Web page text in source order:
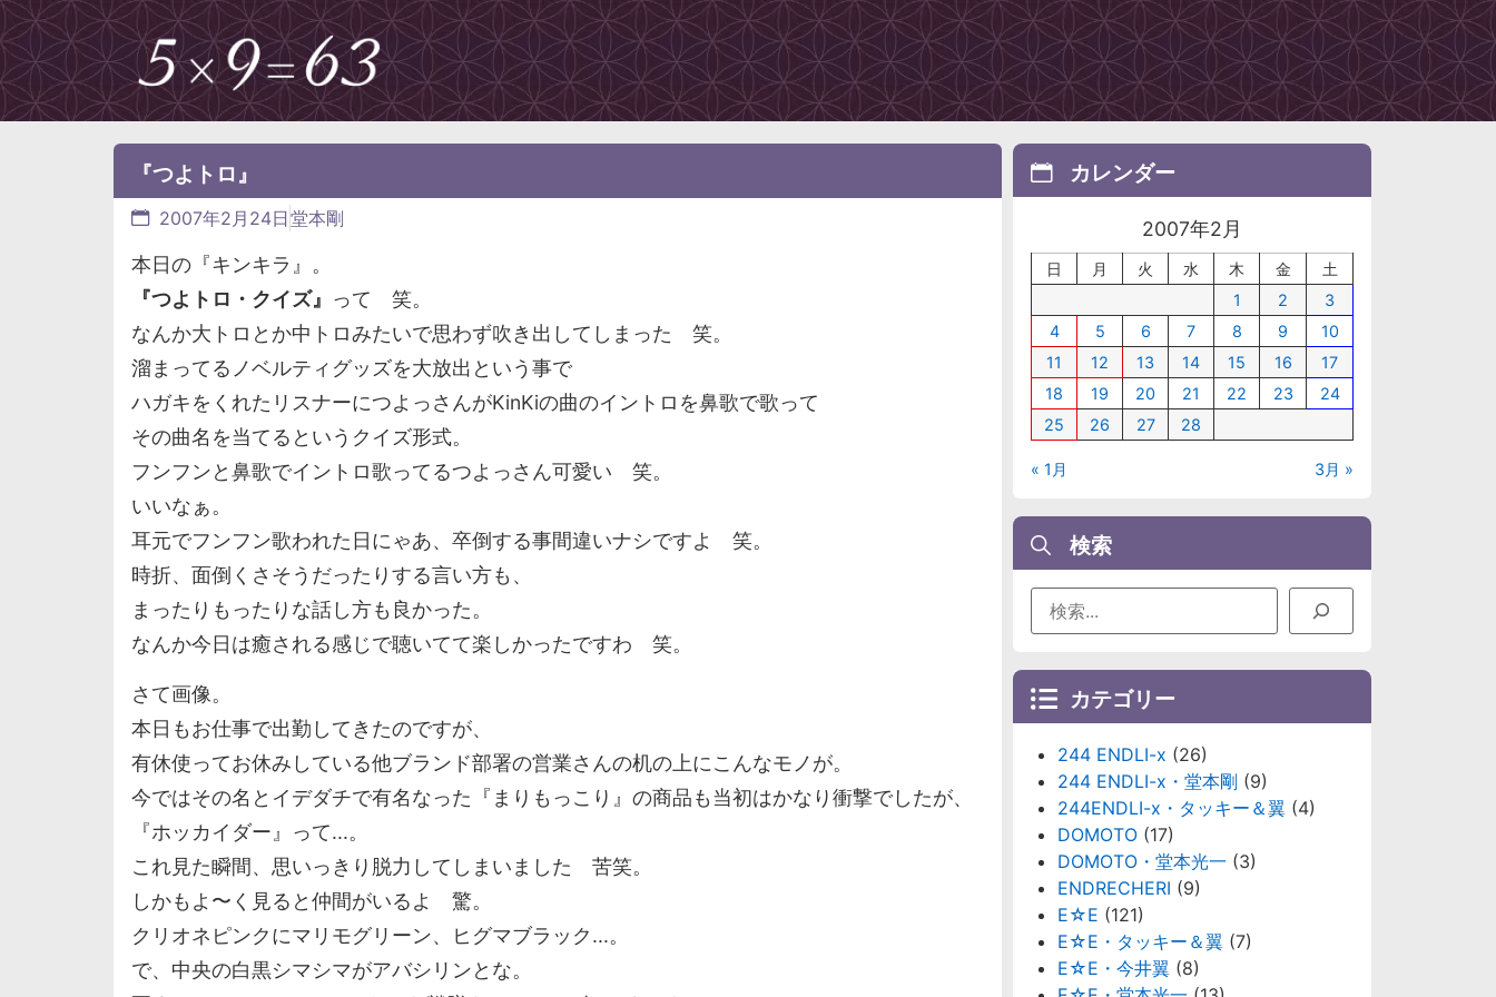
『つよトロ』
2007年2月24日堂本剛
本日の『キンキラ』。
『つよトロ・クイズ』 って 笑。
なんか大トロとか中トロみたいで思わず吹き出してしまった 笑。
溜まってるノベルティグッズを大放出という事で
ハガキをくれたリスナーにつよっさんがKinKiの曲のイントロを鼻歌で歌って
その曲名を当てるというクイズ形式。
フンフンと鼻歌でイントロ歌ってるつよっさん可愛い 笑。
いいなぁ。
耳元でフンフン歌われた日にゃあ、卒倒する事間違いナシですよ 笑。
時折、面倒くさそうだったりする言い方も、
まったりもったりな話し方も良かった。
なんか今日は癒される感じで聴いてて楽しかったですわ 笑。
さて画像。
本日もお仕事で出勤してきたのですが、
有休使ってお休みしている他ブランド部署の営業さんの机の上にこんなモノが。
今ではその名とイデダチで有名なった『まりもっこり』の商品も当初はかなり衝撃でしたが、
『ホッカイダー』って...。
これ見た瞬間、思いっきり脱力してしまいました 苦笑。
しかもよ〜く見ると仲間がいるよ 驚。
クリオネピンクにマリモグリーン、ヒグマブラック...。
で、中央の白黒シマシマがアバシリンとな。
カレンダー
2007年2月
日 月 火 水 木 金
土
1
2
3
4
5 6 7 8 9
10
11
12 13 14 15 16
17
18
19 20 21 22 23
24
25
26 27 28
« 1月 3月 »
検索
カテゴリー
244 ENDLI-x (26)
244 ENDLI-x・堂本剛 (9)
244ENDLI-x・タッキー＆翼 (4)
DOMOTO (17)
DOMOTO・堂本光一 (3)
ENDRECHERI (9)
E☆E (121)
E☆E・タッキー＆翼 (7)
E☆E・今井翼 (8)